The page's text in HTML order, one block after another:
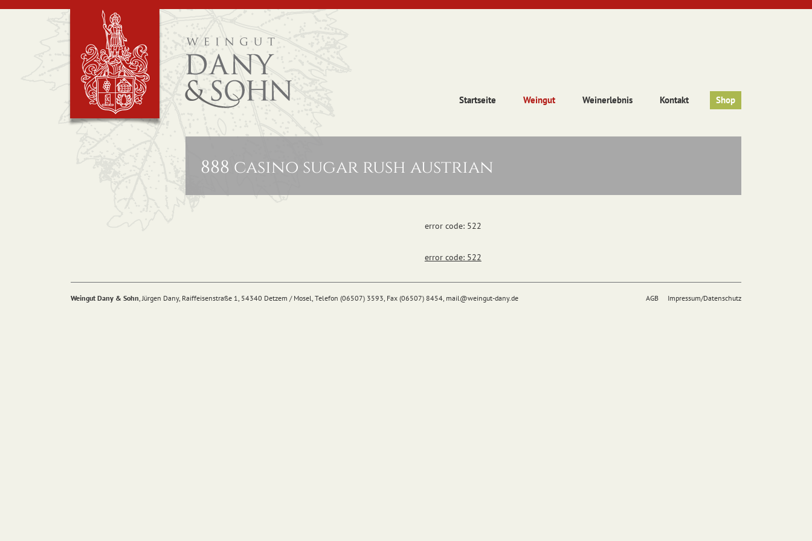
Startseite Weingut Weinerlebnis Kontakt Shop
888 casino sugar rush austrian
error code: 522
error code: 522
AGB Impressum/Datenschutz
Weingut Dany & Sohn, Jürgen Dany, Raiffeisenstraße 1, 54340 Detzem / Mosel, Telefon (06507) 3593, Fax (06507) 8454, mail@weingut-dany.de